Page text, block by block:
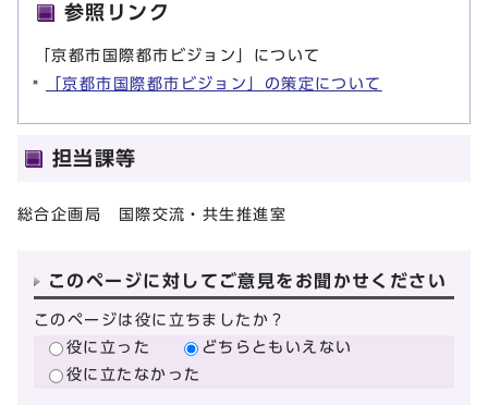
参照リンク
「京都市国際都市ビジョン」について
「京都市国際都市ビジョン」の策定について
担当課等
総合企画局 国際交流・共生推進室
このページに対してご意見をお聞かせください
このページは役に立ちましたか？
役に立った
どちらともいえない
役に立たなかった